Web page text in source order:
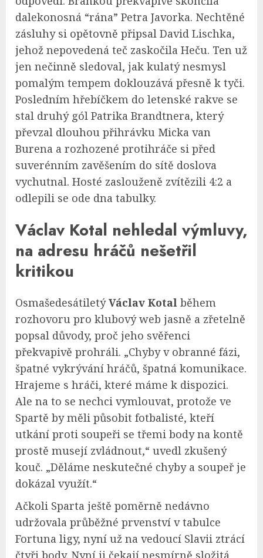
dalekonosná “rána” Petra Javorka. Nechtěné
zásluhy si opětovně připsal David Lischka,
jehož nepovedená teč zaskočila Heču. Ten už
jen nečinně sledoval, jak kulatý nesmysl
pomalým tempem doklouzává přesně k tyči.
Posledním hřebíčkem do letenské rakve se
stal druhý gól Patrika Brandtnera, který
převzal dlouhou přihrávku Micka van
Burena a rozhozené protihráče si před
suverénním zavěšením do sítě doslova
vychutnal. Hosté zaslouženě zvítězili 4:2 a
odlepili se ode dna tabulky.
Václav Kotal nehledal výmluvy,
na adresu hráčů nešetřil
kritikou
OsmašedesátiletýVáclav Kotal během
rozhovoru pro klubový web jasně a zřetelně
popsal důvody, proč jeho svěřenci
překvapivě prohráli. „Chyby v obranné fázi,
špatné vykrývání hráčů, špatná komunikace.
Hrajeme s hráči, které máme k dispozici.
Ale na to se nechci vymlouvat, protože ve
Spartě by měli působit fotbalisté, kteří
utkání proti soupeři se třemi body na kontě
prostě musejí zvládnout,“ uvedl zkušený
kouč. „Děláme neskutečné chyby a soupeř je
dokázal využít.“
Ačkoli Sparta ještě poměrně nedávno
udržovala průběžné prvenství v tabulce
Fortuna ligy, nyní už na vedoucí Slavii ztrácí
čtyři body. Nyní ji čekají nesmírně složitá